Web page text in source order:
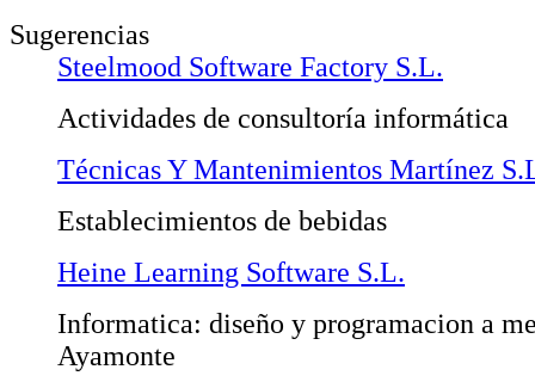
Sugerencias
Steelmood Software Factory S.L.
Actividades de consultoría informática
Técnicas Y Mantenimientos Martínez
Establecimientos de bebidas
Heine Learning Software S.L.
Informatica: diseño y programacion a
Ayamonte